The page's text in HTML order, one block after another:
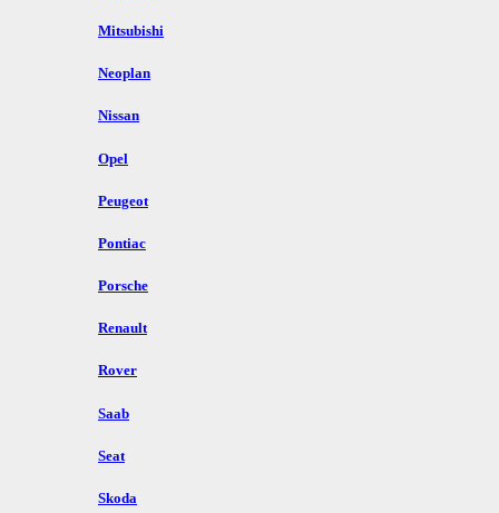
Mitsubishi
Neoplan
Nissan
Opel
Peugeot
Pontiac
Porsche
Renault
Rover
Saab
Seat
Skoda